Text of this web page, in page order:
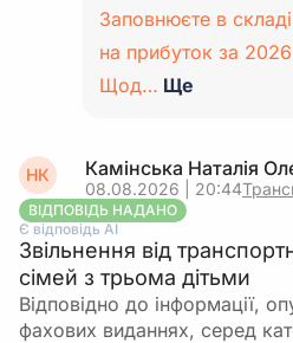
Заповнюєте в
на прибуток за
Щод… Ще
НК Камінська Наталія
08.08.2026 | 20:44
ВІДПОВІДЬ НАДАНО
Є відповідь АІ
Звільнення від
сімей з трьома дітьми
Відповідно до інформації,
фахових виданнях, серед